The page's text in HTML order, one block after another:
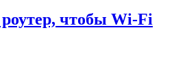
чтобы Wi-Fi